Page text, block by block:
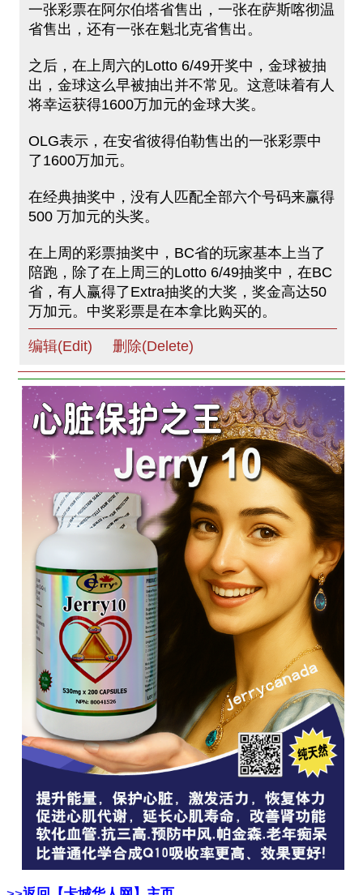
一张彩票在阿尔伯塔省售出，一张在萨斯喀彻温
省售出，还有一张在魁北克省售出。
之后，在上周六的Lotto 6/49开奖中，金球被抽
出，金球这么早被抽出并不常见。这意味着有人
将幸运获得1600万加元的金球大奖。
OLG表示，在安省彼得伯勒售出的一张彩票中
了1600万加元。
在经典抽奖中，没有人匹配全部六个号码来赢得
500 万加元的头奖。
在上周的彩票抽奖中，BC省的玩家基本上当了
陪跑，除了在上周三的Lotto 6/49抽奖中，在BC
省，有人赢得了Extra抽奖的大奖，奖金高达50
万加元。中奖彩票是在本拿比购买的。
编辑(Edit) 删除(Delete)